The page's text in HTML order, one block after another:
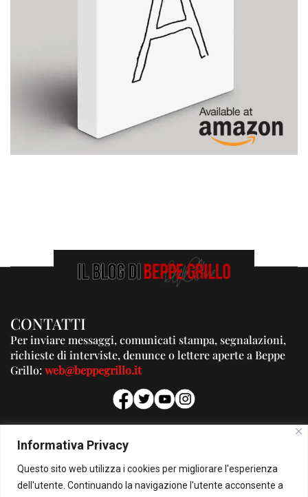
Informativa Privacy
Questo sito web utilizza i cookies per migliorare l'esperienza
dell'utente. Continuando la navigazione l'utente acconsente a
CONTATTI
Per inviare messaggi, comunicati stampa, segnalazioni,
richieste di interviste, denunce o lettere aperte a Beppe
Grillo:web@beppegrillo.it
PUBBLICITA'
Per la tua pubblicità su questo Blog:
pubblicita@beppegrillo.it